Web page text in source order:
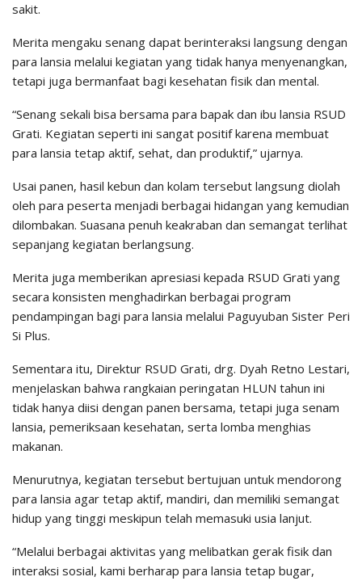
sakit.
Merita mengaku senang dapat berinteraksi langsung dengan
para lansia melalui kegiatan yang tidak hanya menyenangkan,
tetapi juga bermanfaat bagi kesehatan fisik dan mental.
“Senang sekali bisa bersama para bapak dan ibu lansia RSUD
Grati. Kegiatan seperti ini sangat positif karena membuat
para lansia tetap aktif, sehat, dan produktif,” ujarnya.
Usai panen, hasil kebun dan kolam tersebut langsung diolah
oleh para peserta menjadi berbagai hidangan yang kemudian
dilombakan. Suasana penuh keakraban dan semangat terlihat
sepanjang kegiatan berlangsung.
Merita juga memberikan apresiasi kepada RSUD Grati yang
secara konsisten menghadirkan berbagai program
pendampingan bagi para lansia melalui Paguyuban Sister Peri
Si Plus.
Sementara itu, Direktur RSUD Grati, drg. Dyah Retno Lestari,
menjelaskan bahwa rangkaian peringatan HLUN tahun ini
tidak hanya diisi dengan panen bersama, tetapi juga senam
lansia, pemeriksaan kesehatan, serta lomba menghias
makanan.
Menurutnya, kegiatan tersebut bertujuan untuk mendorong
para lansia agar tetap aktif, mandiri, dan memiliki semangat
hidup yang tinggi meskipun telah memasuki usia lanjut.
“Melalui berbagai aktivitas yang melibatkan gerak fisik dan
interaksi sosial, kami berharap para lansia tetap bugar,